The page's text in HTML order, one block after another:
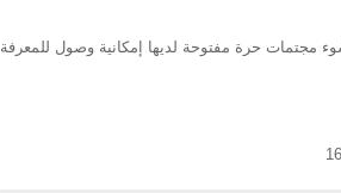
مجتمات حرة مفتوحة لديها إمكانية وصول للمعرفة